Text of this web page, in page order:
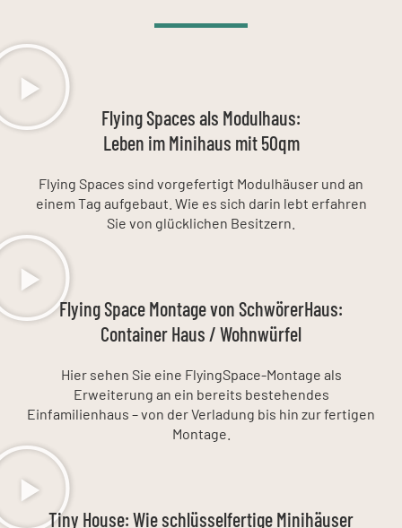
Flying Spaces als Modulhaus:
Leben im Minihaus mit 50qm
Flying Spaces sind vorgefertigt Modulhäuser und an
einem Tag aufgebaut. Wie es sich darin lebt erfahren
Sie von glücklichen Besitzern.
Flying Space Montage von SchwörerHaus:
Container Haus / Wohnwürfel
Hier sehen Sie eine FlyingSpace-Montage als
Erweiterung an ein bereits bestehendes
Einfamilienhaus – von der Verladung bis hin zur fertigen
Montage.
Tiny House: Wie schlüsselfertige Minihäuser